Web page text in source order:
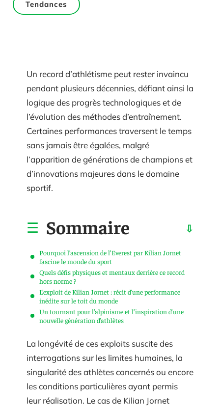
Tendances
Un record d’athlétisme peut rester invaincu
pendant plusieurs décennies, défiant ainsi la
logique des progrès technologiques et de
l’évolution des méthodes d’entraînement.
Certaines performances traversent le temps
sans jamais être égalées, malgré
l’apparition de générations de champions et
d’innovations majeures dans le domaine
sportif.
Sommaire
Pourquoi l’ascension de l’Everest par Kilian Jornet
fascine le monde du sport
Quels défis physiques et mentaux derrière ce record
hors norme ?
L’exploit de Kilian Jornet : récit d’une performance
inédite sur le toit du monde
Un tournant pour l’alpinisme et l’inspiration d’une
nouvelle génération d’athlètes
La longévité de ces exploits suscite des
interrogations sur les limites humaines, la
singularité des athlètes concernés ou encore
les conditions particulières ayant permis
leur réalisation. Le cas de Kilian Jornet